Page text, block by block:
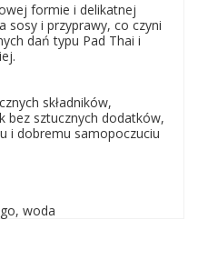
formie i delikatnej
sosy i przyprawy, co czyni
dań typu Pad Thai i
składników,
bez sztucznych dodatków,
i dobremu samopoczuciu
woda